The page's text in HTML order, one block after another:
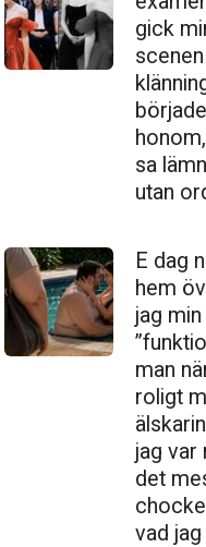
gick
sa
utan
E dag
hem
jag min
man
roligt
jag var
det
vad